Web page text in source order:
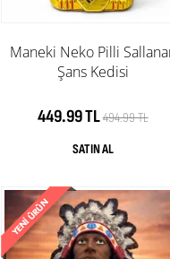
Maneki Neko Pilli
Şans Kedisi
449.99 TL494.99 TL